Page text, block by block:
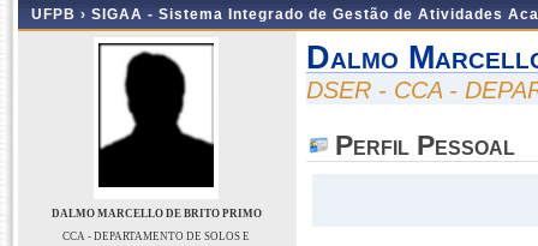
UFPB › SIGAA - Sistema Integrado de Gestão de Atividades
DALMO MARCELLO DE BRITO PRIMO
CCA - DEPARTAMENTO DE SOLOS E
Dalmo
DSER - CCA -
Perfil Pessoal